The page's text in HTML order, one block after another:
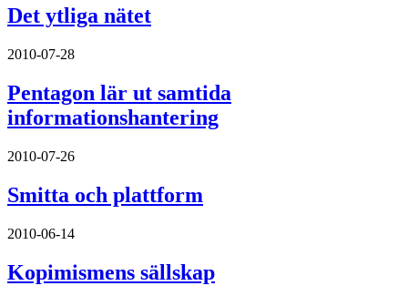
Det ytliga nätet
2010-07-28
Pentagon lär ut samtida
informationshantering
2010-07-26
Smitta och plattform
2010-06-14
Kopimismens sällskap